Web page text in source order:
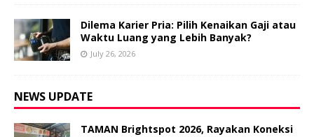
Dilema Karier Pria: Pilih Kenaikan Gaji atau
Waktu Luang yang Lebih Banyak?
July 26, 2026
NEWS UPDATE
TAMAN Brightspot 2026, Rayakan Koneksi